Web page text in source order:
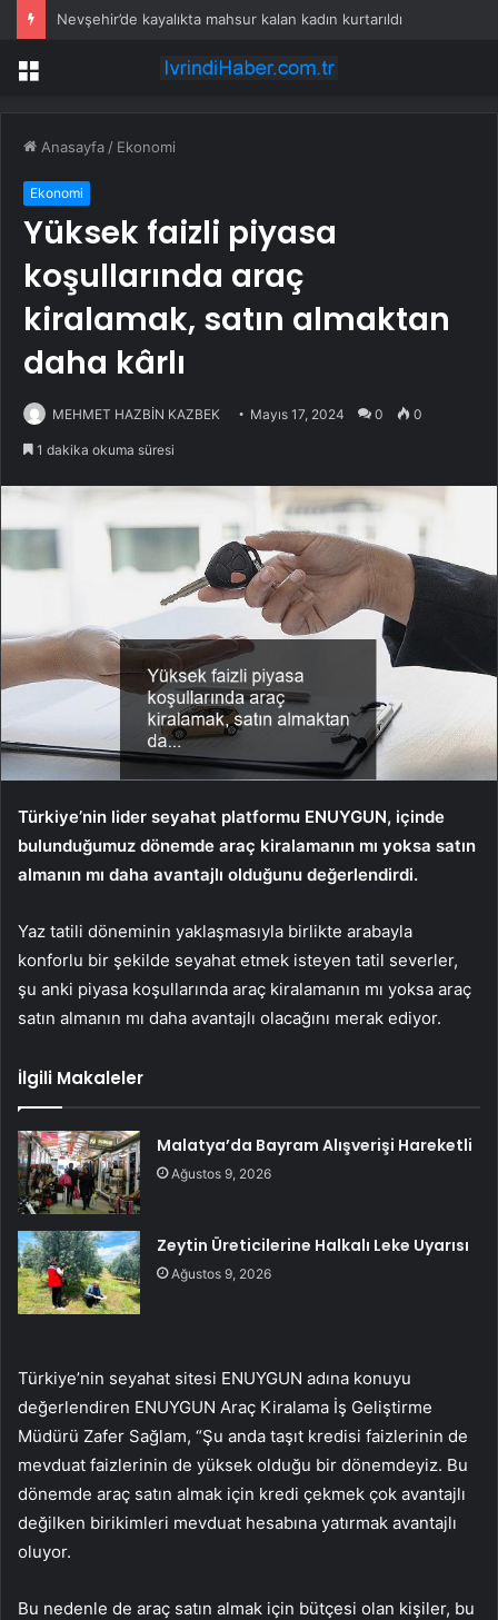
Nevşehir’de kayalıkta mahsur kalan kadın kurtarıldı
Menü
Anasayfa / Ekonomi
Ekonomi
Yüksek faizli piyasa
koşullarında araç
kiralamak, satın almaktan
daha kârlı
MEHMET HAZBİN KAZBEK Mayıs 17, 2024 0 0
1 dakika okuma süresi
Türkiye’nin lider seyahat platformu ENUYGUN, içinde
bulunduğumuz dönemde araç kiralamanın mı yoksa satın
almanın mı daha avantajlı olduğunu değerlendirdi.
Yaz tatili döneminin yaklaşmasıyla birlikte arabayla
konforlu bir şekilde seyahat etmek isteyen tatil severler,
şu anki piyasa koşullarında araç kiralamanın mı yoksa araç
satın almanın mı daha avantajlı olacağını merak ediyor.
İlgili Makaleler
Malatya’da Bayram Alışverişi Hareketli
Ağustos 9, 2026
Zeytin Üreticilerine Halkalı Leke Uyarısı
Ağustos 9, 2026
Türkiye’nin seyahat sitesi ENUYGUN adına konuyu
değerlendiren ENUYGUN Araç Kiralama İş Geliştirme
Müdürü Zafer Sağlam, “Şu anda taşıt kredisi faizlerinin de
mevduat faizlerinin de yüksek olduğu bir dönemdeyiz. Bu
dönemde araç satın almak için kredi çekmek çok avantajlı
değilken birikimleri mevduat hesabına yatırmak avantajlı
oluyor.
Bu nedenle de araç satın almak için bütçesi olan kişiler, bu